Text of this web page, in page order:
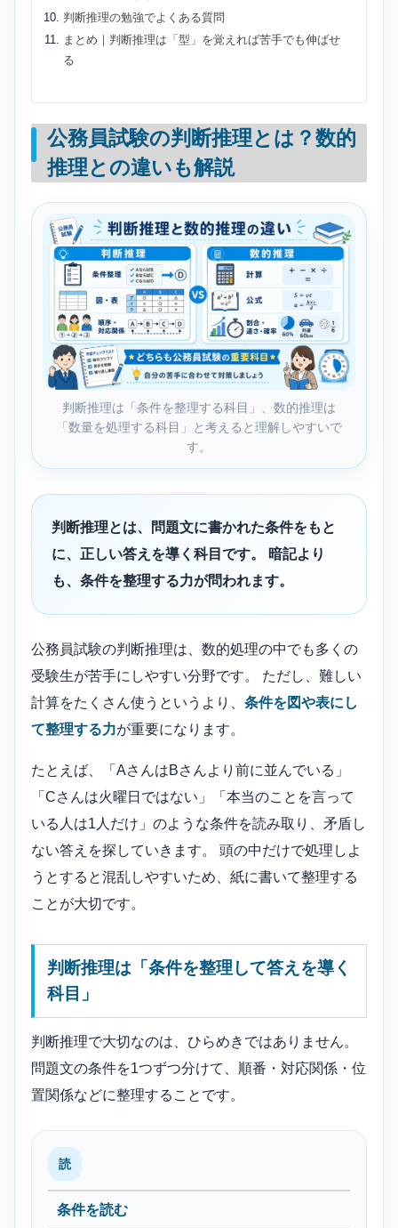
判断推理の勉強でよくある質問
まとめ｜判断推理は「型」を覚えれば苦手でも伸ばせ
る
公務員試験の判断推理とは？数的
推理との違いも解説
判断推理は「条件を整理する科目」、数的推理は
「数量を処理する科目」と考えると理解しやすいで
す。
判断推理とは、問題文に書かれた条件をもと
に、正しい答えを導く科目です。 暗記より
も、条件を整理する力が問われます。
公務員試験の判断推理は、数的処理の中でも多くの
受験生が苦手にしやすい分野です。 ただし、難しい
計算をたくさん使うというより、 条件を図や表にし
て整理する力が重要になります。
たとえば、「AさんはBさんより前に並んでいる」
「Cさんは火曜日ではない」「本当のことを言って
いる人は1人だけ」のような条件を読み取り、矛盾し
ない答えを探していきます。 頭の中だけで処理しよ
うとすると混乱しやすいため、紙に書いて整理する
ことが大切です。
判断推理は「条件を整理して答えを導く
科目」
判断推理で大切なのは、ひらめきではありません。
問題文の条件を1つずつ分けて、順番・対応関係・位
置関係などに整理することです。
読
条件を読む